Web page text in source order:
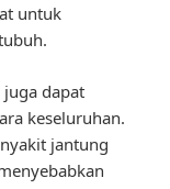
untuk
dapat
keseluruhan.
jantung